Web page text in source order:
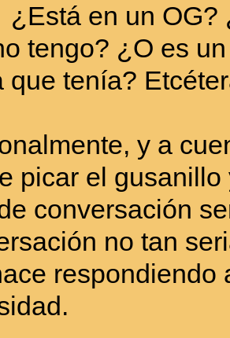
en un OG?
tengo? ¿O es
que tenía?
y a
picar el
conversación
no tan
respondiendo